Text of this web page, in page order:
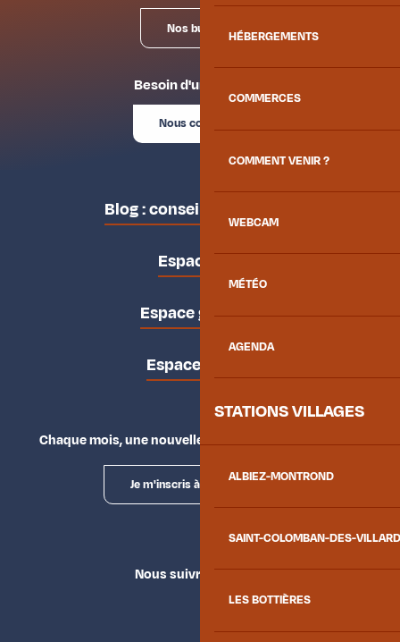
HÉBERGEMENTS
COMMERCES
COMMENT VENIR ?
WEBCAM
MÉTÉO
AGENDA
STATIONS VILLAGES
ALBIEZ-MONTROND
SAINT-COLOMBAN-DES-
LES BOTTIÈRES
Nos bureaux
Besoin d'un conseil ?
Nous contacter
Blog : conseils des locaux
Espace pro
Espace groupes
Espace presse
Chaque mois, une nouvelle façon d'explorer la vallée.
Je m'inscris à la newsletter
Nous suivre